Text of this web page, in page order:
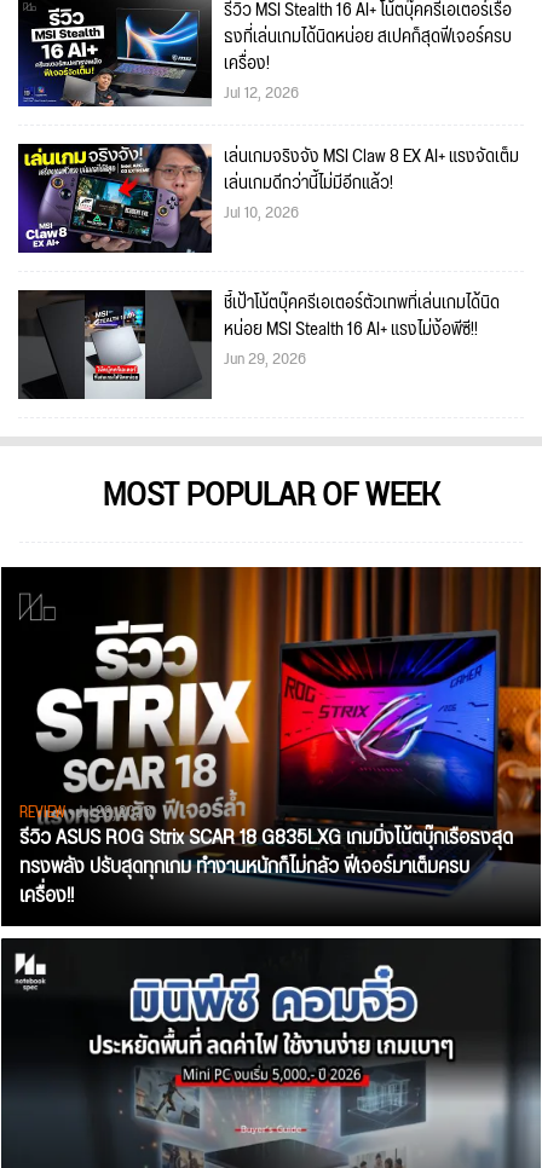
รีวิว MSI Stealth 16 AI+ โน้ตบุ๊คครีเอเตอร์เรือ
ธงที่เล่นเกมได้นิดหน่อย สเปคก็สุดฟีเจอร์ครบ
เครื่อง!
Jul 12, 2026
เล่นเกมจริงจัง MSI Claw 8 EX AI+ แรงจัดเต็ม
เล่นเกมดีกว่านี้ไม่มีอีกแล้ว!
Jul 10, 2026
ชี้เป้าโน้ตบุ๊คครีเอเตอร์ตัวเทพที่เล่นเกมได้นิด
หน่อย MSI Stealth 16 AI+ แรงไม่ง้อพีซี!!
Jun 29, 2026
MOST POPULAR OF WEEK
REVIEW• Jul 28, 2026
รีวิว ASUS ROG Strix SCAR 18 G835LXG เกมมิ่งโน้ตบุ๊กเรือธงสุด
ทรงพลัง ปรับสุดทุกเกม ทำงานหนักก็ไม่กลัว ฟีเจอร์มาเต็มครบ
เครื่อง!!